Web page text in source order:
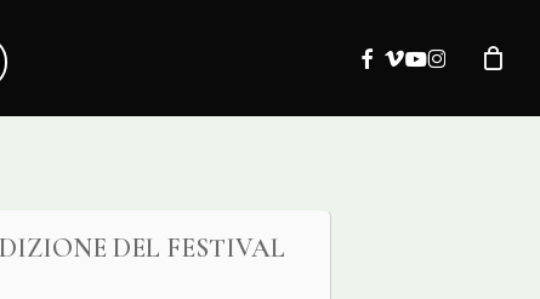
facebook
vimeo
youtube
instagram
DEL FESTIVAL